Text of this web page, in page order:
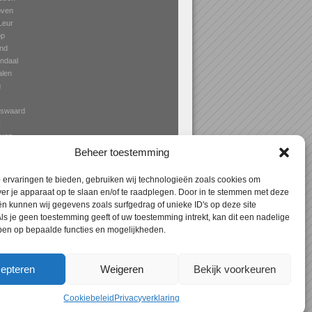
Beheer toestemming
ervaringen te bieden, gebruiken wij technologieën zoals cookies om
je apparaat op te slaan en/of te raadplegen. Door in te stemmen met deze
kunnen wij gegevens zoals surfgedrag of unieke ID's op deze site
je geen toestemming geeft of uw toestemming intrekt, kan dit een nadelige
op bepaalde functies en mogelijkheden.
Weigeren Bekijk voorkeuren
Cookiebeleid Privacyverklaring
> Aanbouw Bladel – specialist in
erkers en veranda’s!